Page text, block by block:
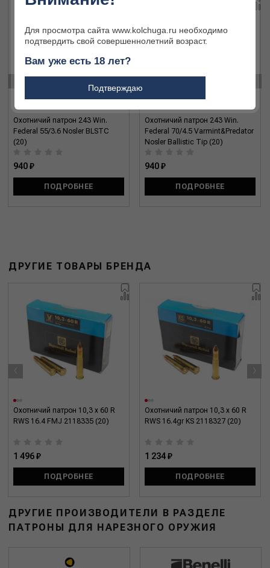
Охотничий патрон 243 Win.
Federal 55/3.6 Nosler BLSTC
(20)
940 ₽
ПОДРОБНЕЕ
Охотничий патрон 243 Win.
Federal 70/4.5 Varmint&Predator
Nosler Ballistic Tip (20)
940 ₽
ПОДРОБНЕЕ
ДРУГИЕ ТОВАРЫ БРЕНДА
Охотничий патрон 10,3 x 60 R
RWS 16.4 FMJ 2118335 (20)
1 496 ₽
ПОДРОБНЕЕ
Охотничий патрон 10,3 x 60 R
RWS 16.4gr KS 2118327 (20)
1 234 ₽
ПОДРОБНЕЕ
‹ ›
ДРУГИЕ ПРОИЗВОДИТЕЛИ В РАЗДЕЛЕ
ПАТРОНЫ ДЛЯ НАРЕЗНОГО ОРУЖИЯ
Для просмотра сайта www.kolchuga.ru необходимо
подтвердить свой совершеннолетний возраст.
Вам уже есть 18 лет?
Подтверждаю